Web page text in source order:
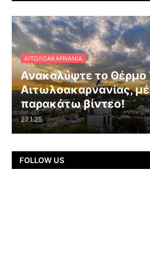
ΑΙΤΩΛΟΑΚΑΡΝΑΝΊΑ
Ανακαλύψτε το Θέρμο
Αιτωλοακαρνανίας,
παρακάτω βίντεο!
27.1.25
FOLLOW US